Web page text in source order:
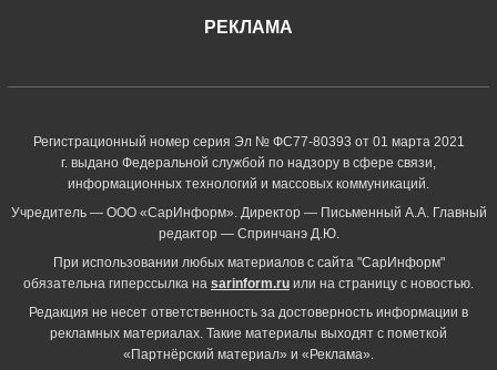
РЕКЛАМА
Регистрационный номер серия Эл № ФС77-80393 от 01 марта 2021
г. выдано Федеральной службой по надзору в сфере связи,
информационных технологий и массовых коммуникаций.
Учредитель — ООО «СарИнформ». Директор — Письменный А.А. Главный
редактор — Спринчанэ Д.Ю.
При использовании любых материалов с сайта "СарИнформ"
обязательна гиперссылка на sarinform.ru или на страницу с новостью.
Редакция не несет ответственность за достоверность информации в
рекламных материалах. Такие материалы выходят с пометкой
«Партнёрский материал» и «Реклама».